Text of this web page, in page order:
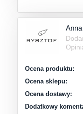
Anna
Ocena produktu:
Ocena sklepu:
Ocena dostawy:
Dodatkowy